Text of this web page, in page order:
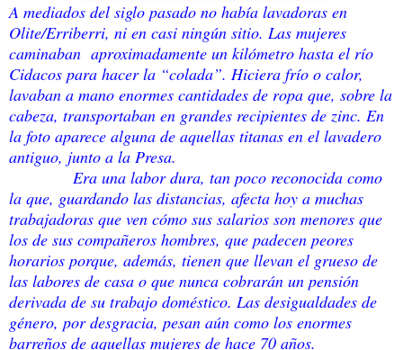
A mediados del siglo pasado no había lavadoras en
Olite/Erriberri, ni en casi ningún sitio. Las mujeres
caminaban aproximadamente un kilómetro hasta el río
Cidacos para hacer la “colada”. Hiciera frío o calor,
lavaban a mano enormes cantidades de ropa que, sobre la
cabeza, transportaban en grandes recipientes de zinc. En
la foto aparece alguna de aquellas titanas en el lavadero
antiguo, junto a la Presa.
Era una labor dura, tan poco reconocida como
la que, guardando las distancias, afecta hoy a muchas
trabajadoras que ven cómo sus salarios son menores que
los de sus compañeros hombres, que padecen peores
horarios porque, además, tienen que llevan el grueso de
las labores de casa o que nunca cobrarán un pensión
derivada de su trabajo doméstico. Las desigualdades de
género, por desgracia, pesan aún como los enormes
barreños de aquellas mujeres de hace 70 años.